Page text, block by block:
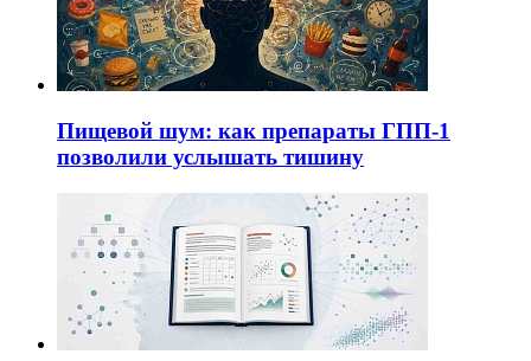
Пищевой шум: как препараты ГПП-1
позволили услышать тишину